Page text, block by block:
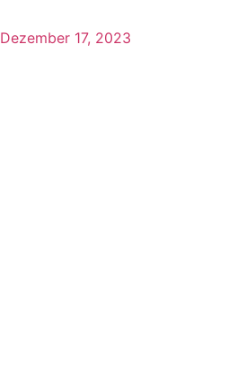
Dezember 17, 2023